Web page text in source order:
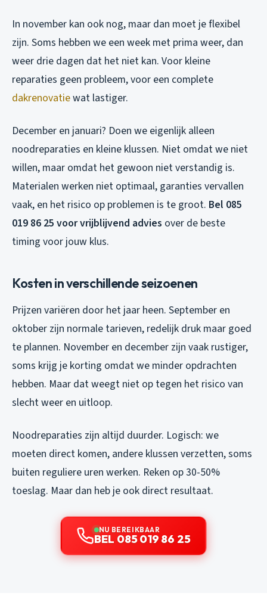
In november kan ook nog, maar dan moet je flexibel
zijn. Soms hebben we een week met prima weer, dan
weer drie dagen dat het niet kan. Voor kleine
reparaties geen probleem, voor een complete
dakrenovatiewat lastiger.
December en januari? Doen we eigenlijk alleen
noodreparaties en kleine klussen. Niet omdat we niet
willen, maar omdat het gewoon niet verstandig is.
Materialen werken niet optimaal, garanties vervallen
vaak, en het risico op problemen is te groot. Bel 085
019 86 25 voor vrijblijvend advies over de beste
timing voor jouw klus.
Kosten in verschillende seizoenen
Prijzen variëren door het jaar heen. September en
oktober zijn normale tarieven, redelijk druk maar goed
te plannen. November en december zijn vaak rustiger,
soms krijg je korting omdat we minder opdrachten
hebben. Maar dat weegt niet op tegen het risico van
slecht weer en uitloop.
Noodreparaties zijn altijd duurder. Logisch: we
moeten direct komen, andere klussen verzetten, soms
buiten reguliere uren werken. Reken op 30-50%
toeslag. Maar dan heb je ook direct resultaat.
NU BEREIKBAAR
BEL 085 019 86 25